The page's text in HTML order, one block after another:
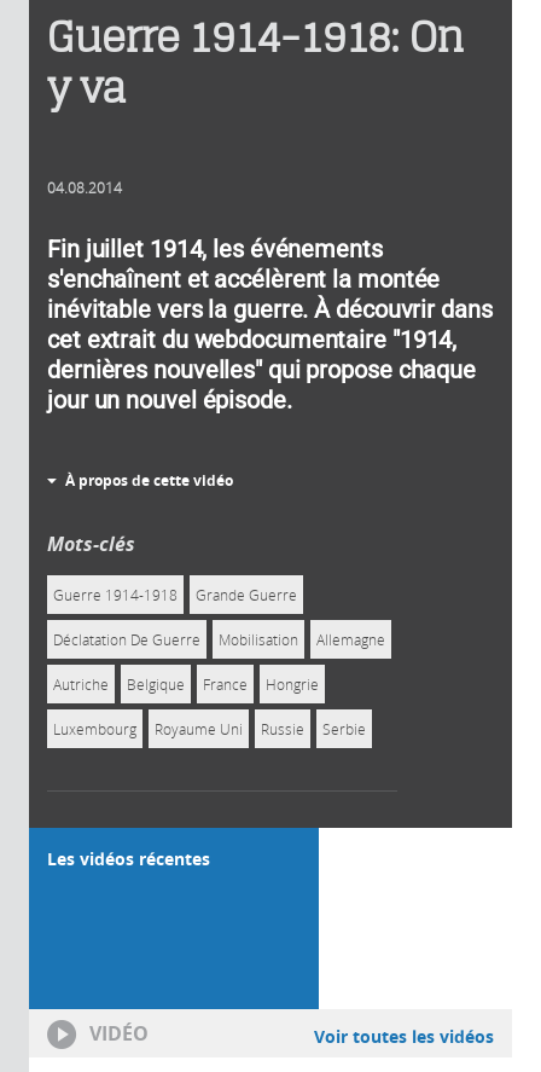
Guerre 1914-1918: On
y va
04.08.2014
Fin juillet 1914, les événements
s'enchaînent et accélèrent la montée
inévitable vers la guerre. À découvrir dans
cet extrait du webdocumentaire "1914,
dernières nouvelles" qui propose chaque
jour un nouvel épisode.
À propos de cette vidéo
Mots-clés
Guerre 1914-1918 Grande Guerre
Déclatation De Guerre Mobilisation Allemagne
Autriche Belgique France Hongrie
Luxembourg Royaume Uni Russie Serbie
Les vidéos récentes
VIDÉO Voir toutes les vidéos